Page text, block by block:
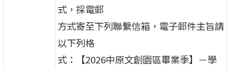
式，採電郵
方式寄至下列聯繫信箱，電子郵件主旨請
以下列格
式：【2026中原文創園區畢業季】－學